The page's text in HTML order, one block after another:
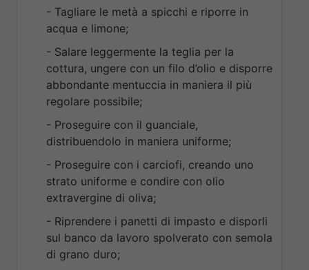
- Tagliare le metà a spicchi e riporre in
acqua e limone;
- Salare leggermente la teglia per la
cottura, ungere con un filo d’olio e disporre
abbondante mentuccia in maniera il più
regolare possibile;
- Proseguire con il guanciale,
distribuendolo in maniera uniforme;
- Proseguire con i carciofi, creando uno
strato uniforme e condire con olio
extravergine di oliva;
- Riprendere i panetti di impasto e disporli
sul banco da lavoro spolverato con semola
di grano duro;